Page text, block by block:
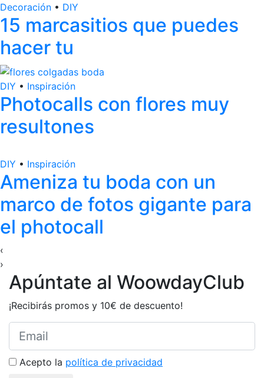
Decoración • DIY
15 marcasitios que puedes
hacer tu
DIY • Inspiración
Photocalls con flores muy
resultones
DIY • Inspiración
Ameniza tu boda con un
marco de fotos gigante para
el photocall
‹
›
Apúntate al WoowdayClub
¡Recibirás promos y 10€ de descuento!
Acepto la política de privacidad